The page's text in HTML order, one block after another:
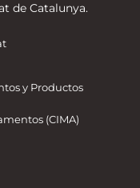
de Catalunya.
y Productos
(CIMA)